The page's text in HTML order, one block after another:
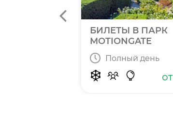
БИЛЕТЫ В ПАРК
MOTIONGATE
Полный день
от